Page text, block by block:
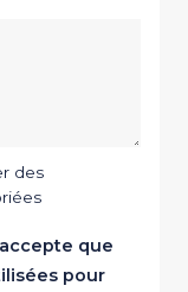
des
que
pour